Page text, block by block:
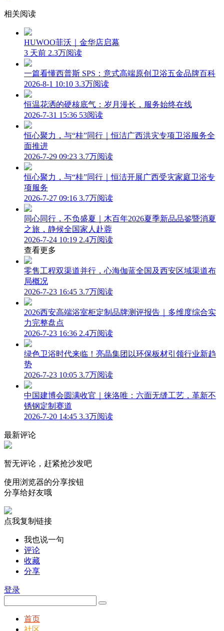
相关阅读
HUWOO菲沃｜金华店启幕
3 天前 2.3万阅读
一篇看懂西普斯 SPS：意式高端原创卫浴五金品牌百科
2026-8-1 10:10 3.3万阅读
恒温花洒的硬核底气：岁月漫长，服务始终在线
2026-7-31 15:36 53阅读
恒心聚力，与“桂”同行｜恒洁广西洪灾专项卫浴服务全
面推进
2026-7-29 09:23 3.7万阅读
恒心聚力，与“桂”同行｜恒洁开展广西受灾家庭卫浴专
项服务
2026-7-27 09:16 3.7万阅读
同心同行，不负盛夏｜木百年2026夏季新品品鉴暨消夏
之旅，静候全国家人赴蓉
2026-7-24 10:19 2.4万阅读
查看更多
零售工程双渠道并行，心海伽蓝全国及西安区域渠道布
局概况
2026-7-23 16:45 3.7万阅读
2026西安高端浴室柜定制品牌测评报告｜多维度综合实
力完整盘点
2026-7-23 16:36 2.4万阅读
绿色卫浴时代来临！亮晶集团以环保板材引领行业新趋
势
2026-7-23 10:05 3.7万阅读
中国建博会圆满收官｜徕洛唯：六面无缝工艺，革新不
锈钢定制赛道
2026-7-20 14:45 3.3万阅读
最新评论
暂无评论，赶紧抢沙发吧
使用浏览器的分享按钮
分享给好友哦
点我复制链接
我也说一句
评论
收藏
分享
登录
首页
社区